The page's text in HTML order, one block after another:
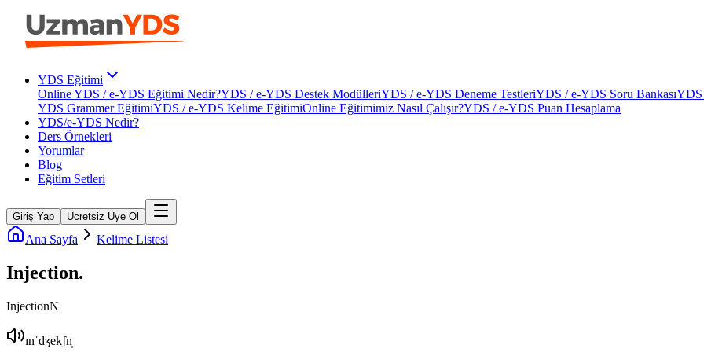
YDS Eğitimi
Online YDS / e-YDS Eğitimi Nedir?YDS / e-YDS Destek ModülleriYDS / e-YDS Deneme TestleriYDS / e-YDS Soru BankasıYDS
YDS Grammer EğitimiYDS / e-YDS Kelime EğitimiOnline Eğitimimiz Nasıl Çalışır?YDS / e-YDS Puan Hesaplama
YDS/e-YDS Nedir?
Ders Örnekleri
Yorumlar
Blog
Eğitim Setleri
Giriş Yap Ücretsiz Üye Ol
Ana Sayfa Kelime Listesi
Injection.
InjectionN
ɪnˈdʒekʃn̩